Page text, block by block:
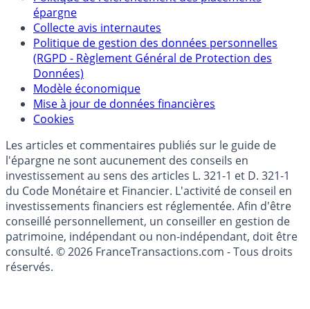
Politique de référencement des placements
épargne
Collecte avis internautes
Politique de gestion des données personnelles
(RGPD - Règlement Général de Protection des
Données)
Modèle économique
Mise à jour de données financières
Cookies
Les articles et commentaires publiés sur le guide de
l'épargne ne sont aucunement des conseils en
investissement au sens des articles L. 321-1 et D. 321-1
du Code Monétaire et Financier. L'activité de conseil en
investissements financiers est réglementée. Afin d'être
conseillé personnellement, un conseiller en gestion de
patrimoine, indépendant ou non-indépendant, doit être
consulté. © 2026 FranceTransactions.com - Tous droits